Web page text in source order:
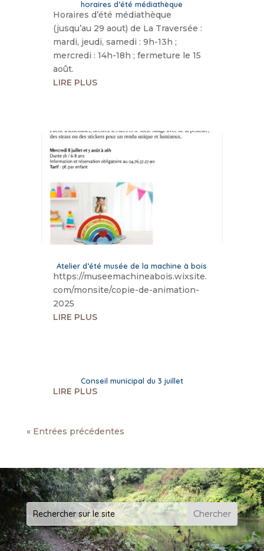
horaires d’été médiathèque
Horaires d’été médiathèque
(jusqu’au 29 aout) de La Traversée :
mardi, jeudi, samedi : 9h-13h ;
mercredi : 14h-18h ; fermeture le 15
août.
LIRE PLUS
Atelier d’été musée de la machine à bois
https://museemachineabois.wixsite.
com/monsite/copie-de-animation-
2025
LIRE PLUS
Conseil municipal du 3 juillet
LIRE PLUS
« Entrées précédentes